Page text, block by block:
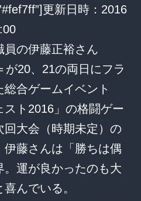
更新日時：2016
の伊藤正裕さん
が20、21の両日にフラ
合ゲームイベント
スト2016」の格闘ゲー
回大会（時期未定）の
伊藤さんは「勝ちは偶
運が良かったのも大
んでいる。